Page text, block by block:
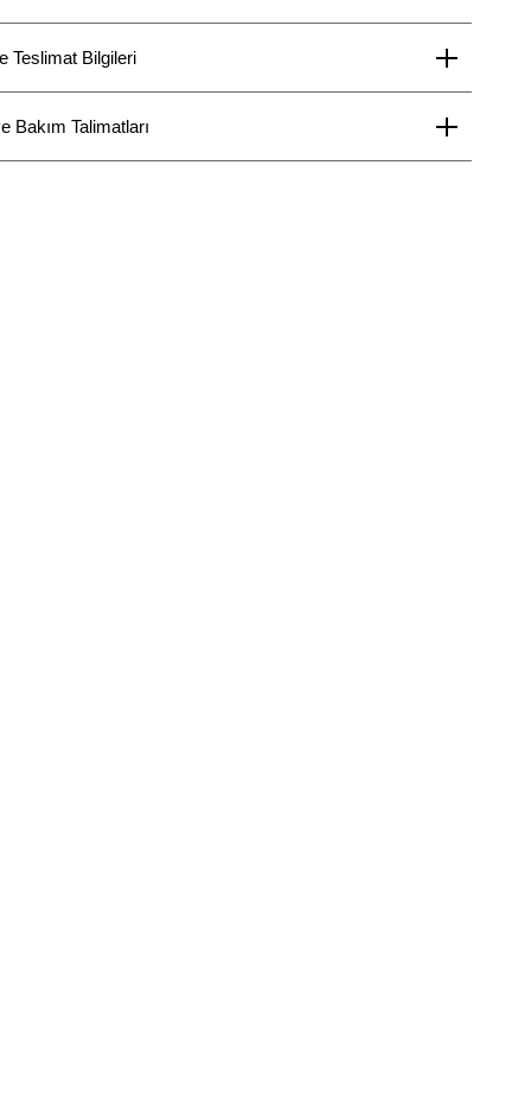
Teslimat Bilgileri
Bakım Talimatları